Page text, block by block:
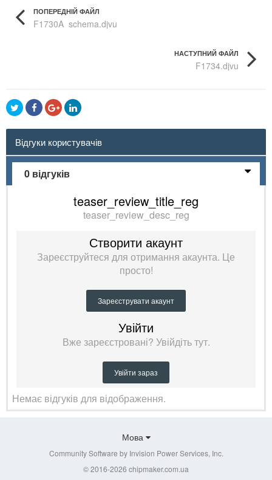
ПОПЕРЕДНІЙ ФАЙЛ
F1730A_schema.djvu
НАСТУПНИЙ ФАЙЛ
F1734.djvu
Відгуки користувачів
0 відгуків
teaser_review_title_reg
teaser_review_desc_reg
Створити акаунт
Зареєструйтеся для отримання акаунта. Це
просто!
Зареєструвати акаунт
Увійти
Вже зареєстровані? Увійдіть тут.
Увійти зараз
Немає відгуків для відображення.
Мова
Community Software by Invision Power Services, Inc.
© 2016-2026 chipmaker.com.ua